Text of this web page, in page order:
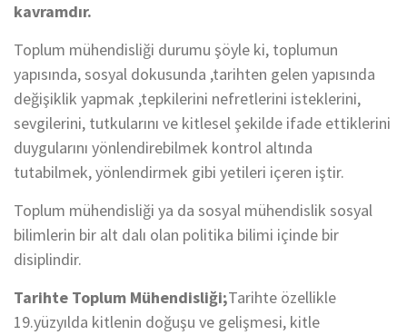
kavramdır.
Toplum mühendisliği durumu şöyle ki, toplumun
yapısında, sosyal dokusunda ,tarihten gelen yapısında
değişiklik yapmak ,tepkilerini nefretlerini isteklerini,
sevgilerini, tutkularını ve kitlesel şekilde ifade ettiklerini
duygularını yönlendirebilmek kontrol altında
tutabilmek, yönlendirmek gibi yetileri içeren iştir.
Toplum mühendisliği ya da sosyal mühendislik sosyal
bilimlerin bir alt dalı olan politika bilimi içinde bir
disiplindir.
Tarihte Toplum Mühendisliği;Tarihte özellikle
19.yüzyılda kitlenin doğuşu ve gelişmesi, kitle